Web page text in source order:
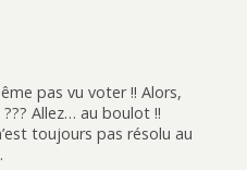
pas vu voter !! Alors,
Allez… au boulot !!
toujours pas résolu au